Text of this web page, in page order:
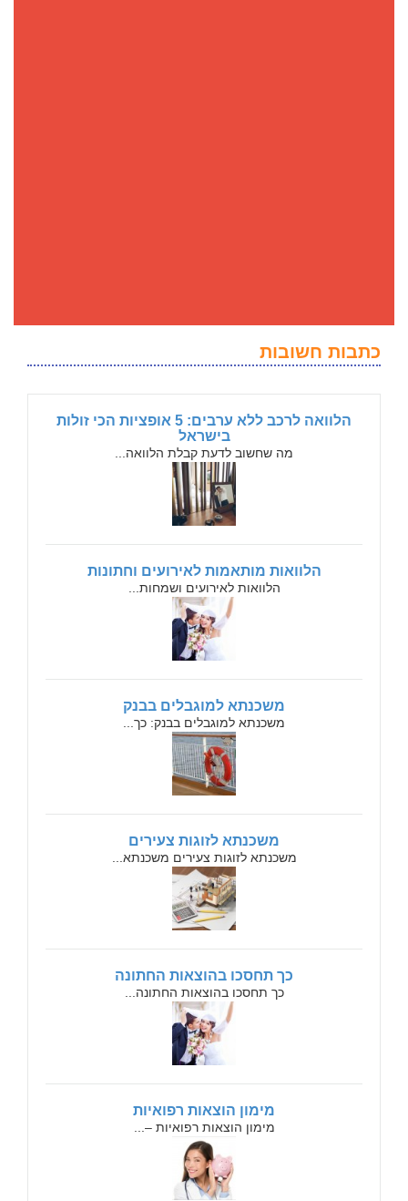
כתבות חשובות
הלוואה לרכב ללא ערבים: 5 אופציות הכי זולות
בישראל
מה שחשוב לדעת קבלת הלוואה...
הלוואות מותאמות לאירועים וחתונות
הלוואות לאירועים ושמחות...
משכנתא למוגבלים בבנק
משכנתא למוגבלים בבנק: כך...
משכנתא לזוגות צעירים
משכנתא לזוגות צעירים משכנתא...
כך תחסכו בהוצאות החתונה
כך תחסכו בהוצאות החתונה...
מימון הוצאות רפואיות
מימון הוצאות רפואיות –...